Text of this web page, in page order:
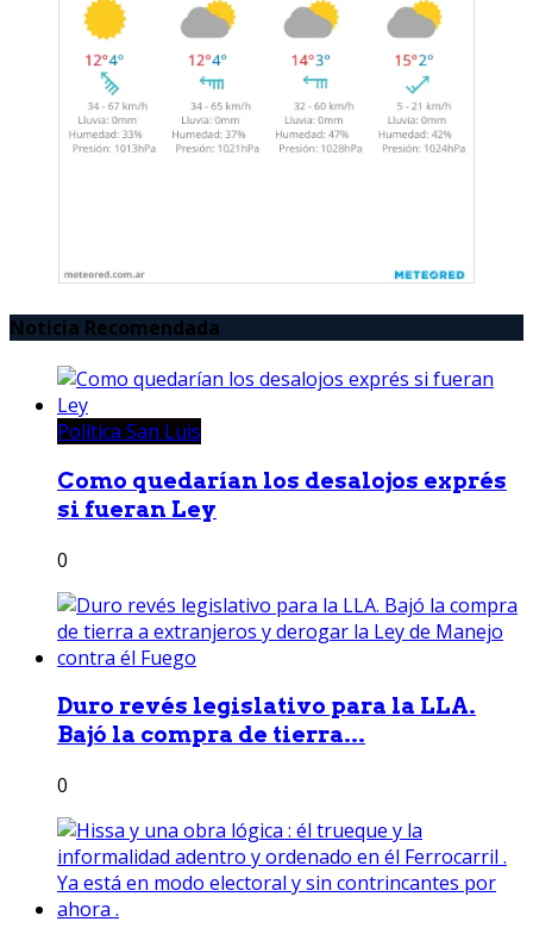
Noticia Recomendada
Política San Luis
Como quedarían los desalojos exprés
si fueran Ley
0
Duro revés legislativo para la LLA.
Bajó la compra de tierra...
0